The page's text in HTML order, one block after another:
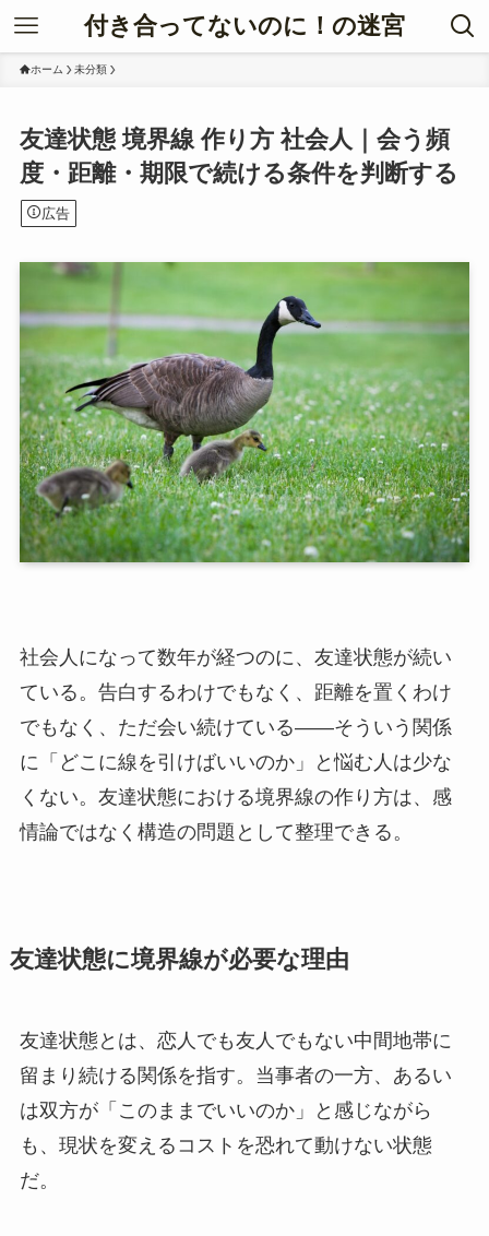
付き合ってないのに！の迷宮
ホーム 未分類
友達状態 境界線 作り方 社会人｜会う頻
度・距離・期限で続ける条件を判断する
広告
社会人になって数年が経つのに、友達状態が続い
ている。告白するわけでもなく、距離を置くわけ
でもなく、ただ会い続けている——そういう関係
に「どこに線を引けばいいのか」と悩む人は少な
くない。友達状態における境界線の作り方は、感
情論ではなく構造の問題として整理できる。
友達状態に境界線が必要な理由
友達状態とは、恋人でも友人でもない中間地帯に
留まり続ける関係を指す。当事者の一方、あるい
は双方が「このままでいいのか」と感じながら
も、現状を変えるコストを恐れて動けない状態
だ。